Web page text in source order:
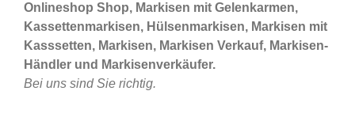
Onlineshop Shop, Markisen mit Gelenkarmen,
Kassettenmarkisen, Hülsenmarkisen, Markisen mit
Kasssetten, Markisen, Markisen Verkauf, Markisen-
Händler und Markisenverkäufer.
Bei uns sind Sie richtig.